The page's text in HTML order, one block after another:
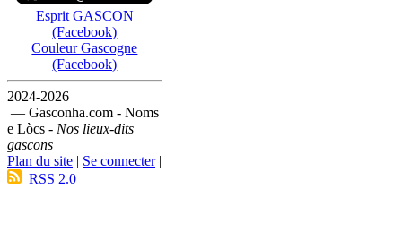
Esprit GASCON
(Facebook)
Couleur Gascogne
(Facebook)
2024-2026
— Gasconha.com - Noms
e Lòcs - Nos lieux-dits
gascons
Plan du site | Se connecter|
RSS 2.0